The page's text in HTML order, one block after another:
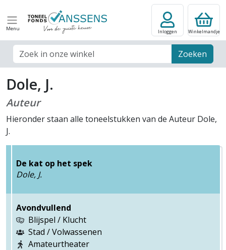
Menu
Zoek veld Zoeken
Inloggen Winkelmandje
Dole, J.
Auteur
Hieronder staan alle toneelstukken van de Auteur Dole,
J.
De kat op het spek
Dole, J.
Avondvullend
Blijspel / Klucht
Stad / Volwassenen
Amateurtheater